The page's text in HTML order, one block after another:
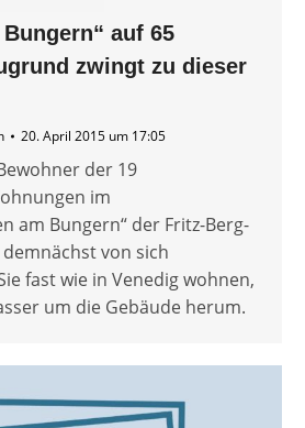
auf 65
zwingt zu dieser
20. April 2015 um 17:05
der 19
im
am Bungern“ der Fritz-Berg-
von sich
fast wie in Venedig wohnen,
um die Gebäude herum.